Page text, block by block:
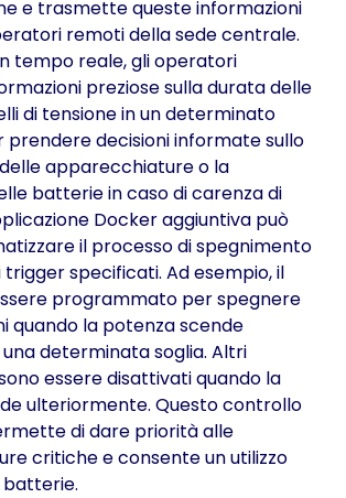
e trasmette queste informazioni
remoti della sede centrale.
tempo reale, gli operatori
preziose sulla durata delle
di tensione in un determinato
prendere decisioni informate sullo
apparecchiature o la
batterie in caso di carenza di
Docker aggiuntiva può
il processo di spegnimento
trigger specificati. Ad esempio, il
programmato per spegnere
quando la potenza scende
determinata soglia. Altri
essere disattivati quando la
ulteriormente. Questo controllo
di dare priorità alle
critiche e consente un utilizzo